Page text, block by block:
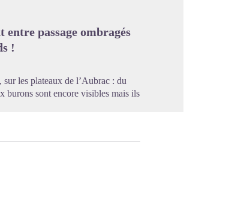
passage ombragés
!
sur les plateaux de l’Aubrac : du
burons sont encore visibles mais ils